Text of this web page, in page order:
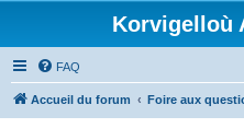
Korvigelloù
FAQ
Accueil du forum Foire aux